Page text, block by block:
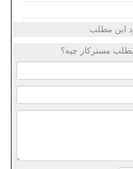
این مطلب
مسترکار چیه؟